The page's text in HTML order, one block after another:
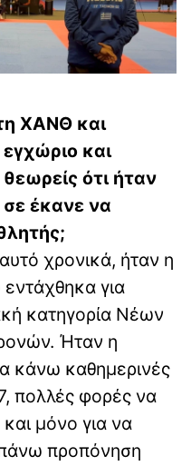
ΧΑΝΘ και
εγχώριο και
ότι ήταν
έκανε να
χρονικά, ήταν η
για
κατηγορία Νέων
Ήταν η
κάνω καθημερινές
πολλές φορές να
μόνο για να
προπόνηση